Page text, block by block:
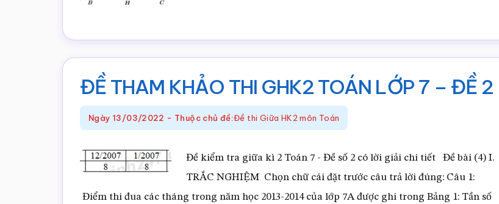
GHK2
LỚP
3
ĐỀ THAM KHẢO THI GHK2 TOÁN LỚP 7 – ĐỀ 2
Ngày 13/03/2022 - Thuộc chủ đề:Đề thi Giữa HK2 môn Toán
Đề kiểm tra giữa kì 2 Toán 7 - Đề số 2 có lời giải chi tiết Đề bài (4) I.
TRẮC NGHIỆM Chọn chữ cái đặt trước câu trả lời đúng: Câu 1:
Điểm thi đua các tháng trong năm học 2013-2014 của lớp 7A được ghi trong Bảng 1: Tần số